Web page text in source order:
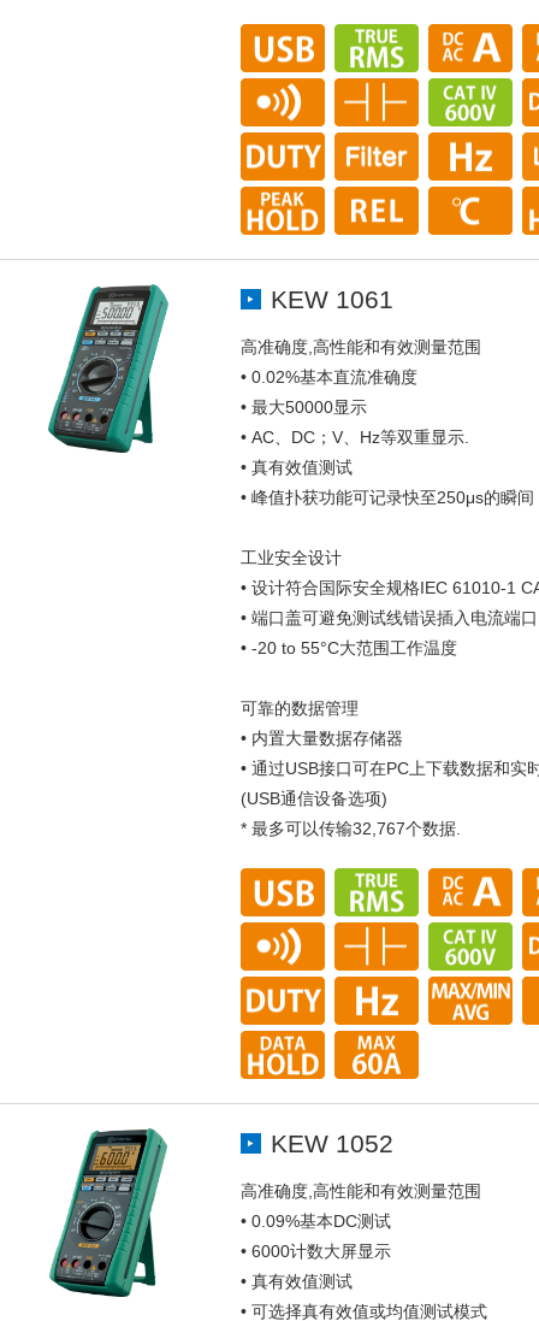
KEW 1061
高准确度,高性能和有效测量范围
• 0.02%基本直流准确度
• 最大50000显示
• AC、DC；V、Hz等双重显示.
• 真有效值测试
• 峰值扑获功能可记录快至250μs的瞬间
工业安全设计
• 设计符合国际安全规格IEC 61010-1
• 端口盖可避免测试线错误插入电流端口
• -20 to 55°C大范围工作温度
可靠的数据管理
• 内置大量数据存储器
• 通过USB接口可在PC上下载数据和实
(USB通信设备选项)
* 最多可以传输32,767个数据.
KEW 1052
高准确度,高性能和有效测量范围
• 0.09%基本DC测试
• 6000计数大屏显示
• 真有效值测试
• 可选择真有效值或均值测试模式